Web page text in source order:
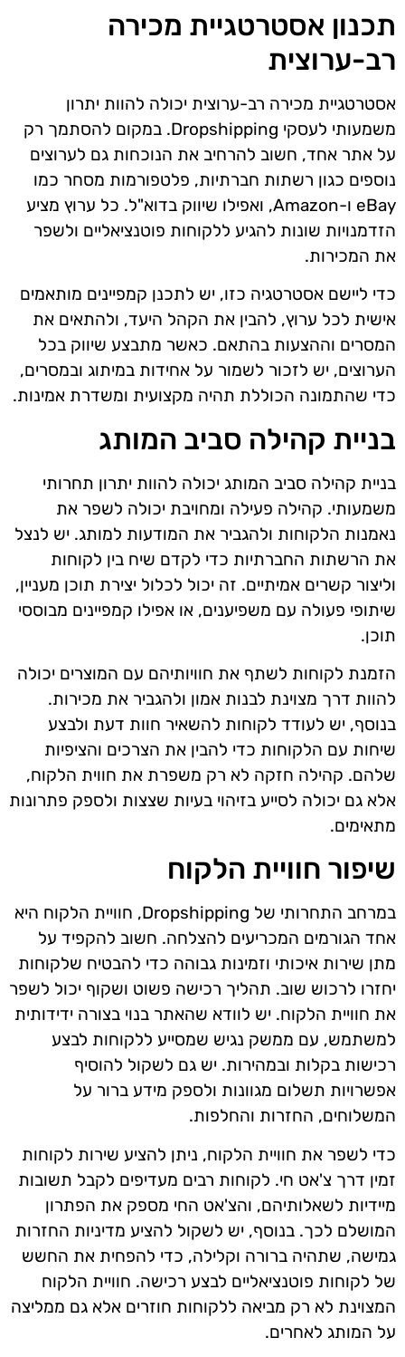
תכנון אסטרטגיית מכירה
רב-ערוצית
אסטרטגיית מכירה רב-ערוצית יכולה להוות יתרון
משמעותי לעסקי Dropshipping. במקום להסתמך רק
על אתר אחד, חשוב להרחיב את הנוכחות גם לערוצים
נוספים כגון רשתות חברתיות, פלטפורמות מסחר כמו
eBay ו-Amazon, ואפילו שיווק בדוא"ל. כל ערוץ מציע
הזדמנויות שונות להגיע ללקוחות פוטנציאליים ולשפר
את המכירות.
כדי ליישם אסטרטגיה כזו, יש לתכנן קמפיינים מותאמים
אישית לכל ערוץ, להבין את הקהל היעד, ולהתאים את
המסרים וההצעות בהתאם. כאשר מתבצע שיווק בכל
הערוצים, יש לזכור לשמור על אחידות במיתוג ובמסרים,
כדי שהתמונה הכוללת תהיה מקצועית ומשדרת אמינות.
בניית קהילה סביב המותג
בניית קהילה סביב המותג יכולה להוות יתרון תחרותי
משמעותי. קהילה פעילה ומחויבת יכולה לשפר את
נאמנות הלקוחות ולהגביר את המודעות למותג. יש לנצל
את הרשתות החברתיות כדי לקדם שיח בין לקוחות
וליצור קשרים אמיתיים. זה יכול לכלול יצירת תוכן מעניין,
שיתופי פעולה עם משפיענים, או אפילו קמפיינים מבוססי
תוכן.
הזמנת לקוחות לשתף את חוויותיהם עם המוצרים יכולה
להוות דרך מצוינת לבנות אמון ולהגביר את מכירות.
בנוסף, יש לעודד לקוחות להשאיר חוות דעת ולבצע
שיחות עם הלקוחות כדי להבין את הצרכים והציפיות
שלהם. קהילה חזקה לא רק משפרת את חווית הלקוח,
אלא גם יכולה לסייע בזיהוי בעיות שצצות ולספק פתרונות
מתאימים.
שיפור חוויית הלקוח
במרחב התחרותי של Dropshipping, חוויית הלקוח היא
אחד הגורמים המכריעים להצלחה. חשוב להקפיד על
מתן שירות איכותי וזמינות גבוהה כדי להבטיח שלקוחות
יחזרו לרכוש שוב. תהליך רכישה פשוט ושקוף יכול לשפר
את חוויית הלקוח. יש לוודא שהאתר בנוי בצורה ידידותית
למשתמש, עם ממשק נגיש שמסייע ללקוחות לבצע
רכישות בקלות ובמהירות. יש גם לשקול להוסיף
אפשרויות תשלום מגוונות ולספק מידע ברור על
המשלוחים, החזרות והחלפות.
כדי לשפר את חוויית הלקוח, ניתן להציע שירות לקוחות
זמין דרך צ'אט חי. לקוחות רבים מעדיפים לקבל תשובות
מיידיות לשאלותיהם, והצ'אט החי מספק את הפתרון
המושלם לכך. בנוסף, יש לשקול להציע מדיניות החזרות
גמישה, שתהיה ברורה וקלילה, כדי להפחית את החשש
של לקוחות פוטנציאליים לבצע רכישה. חוויית הלקוח
המצוינת לא רק מביאה ללקוחות חוזרים אלא גם ממליצה
על המותג לאחרים.